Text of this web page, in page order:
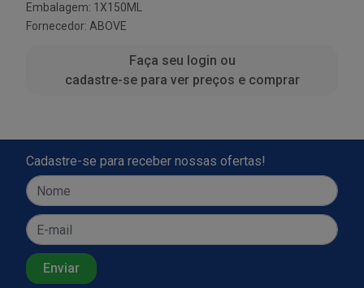
Embalagem: 1X150ML
Fornecedor: ABOVE
Faça seu login ou
cadastre-se para ver preços e comprar
Cadastre-se para receber nossas ofertas!